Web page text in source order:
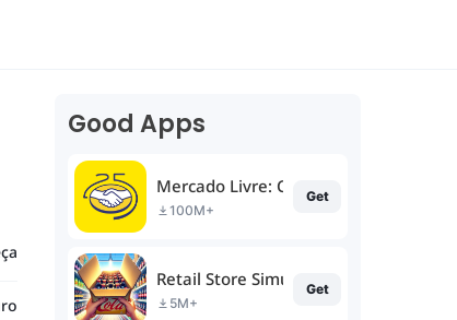
Good Apps
Mercado Livre: Compras online
100M+
Get
Retail Store Simulator
5M+
Get